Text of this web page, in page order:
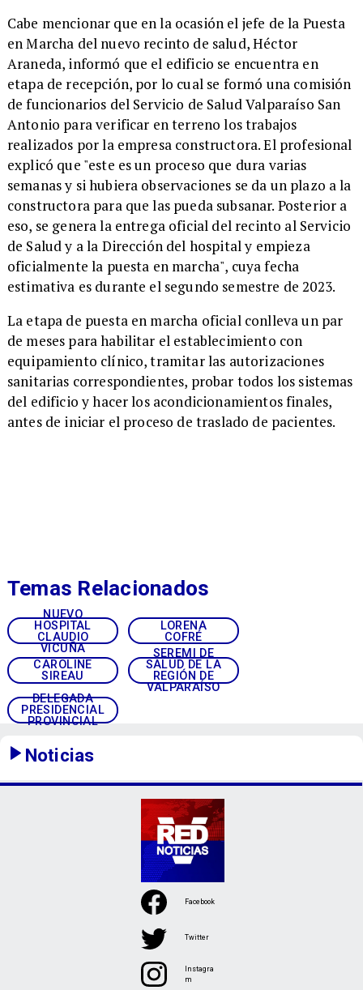
Cabe mencionar que en la ocasión el jefe de la Puesta
en Marcha del nuevo recinto de salud, Héctor
Araneda, informó que el edificio se encuentra en
etapa de recepción, por lo cual se formó una comisión
de funcionarios del Servicio de Salud Valparaíso San
Antonio para verificar en terreno los trabajos
realizados por la empresa constructora. El profesional
explicó que "este es un proceso que dura varias
semanas y si hubiera observaciones se da un plazo a la
constructora para que las pueda subsanar. Posterior a
eso, se genera la entrega oficial del recinto al Servicio
de Salud y a la Dirección del hospital y empieza
oficialmente la puesta en marcha", cuya fecha
estimativa es durante el segundo semestre de 2023.
La etapa de puesta en marcha oficial conlleva un par
de meses para habilitar el establecimiento con
equipamiento clínico, tramitar las autorizaciones
sanitarias correspondientes, probar todos los sistemas
del edificio y hacer los acondicionamientos finales,
antes de iniciar el proceso de traslado de pacientes.
NUEVO
HOSPITAL
CLAUDIO
VICUÑA
LORENA
COFRÉ
CAROLINE
SIREAU
SEREMI DE
SALUD DE LA
REGIÓN DE
VALPARAÍSO
DELEGADA
PRESIDENCIAL
PROVINCIAL
Temas Relacionados
Noticias
Facebook
Twitter
Instagra
m